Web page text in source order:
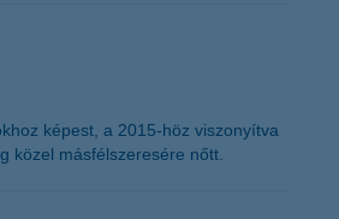
képest, a 2015-höz viszonyítva
közel másfélszeresére nőtt.